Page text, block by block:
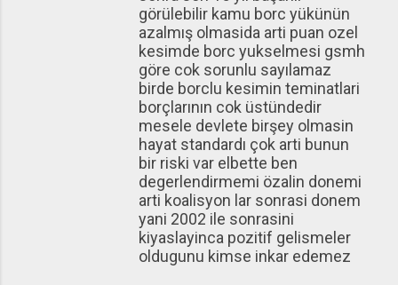
görülebilir kamu borc yükünün
azalmış olmasida arti puan ozel
kesimde borc yukselmesi gsmh
göre cok sorunlu sayılamaz
birde borclu kesimin teminatlari
borçlarının cok üstündedir
mesele devlete birşey olmasin
hayat standardı çok arti bunun
bir riski var elbette ben
degerlendirmemi özalin donemi
arti koalisyon lar sonrasi donem
yani 2002 ile sonrasini
kiyaslayinca pozitif gelismeler
oldugunu kimse inkar edemez